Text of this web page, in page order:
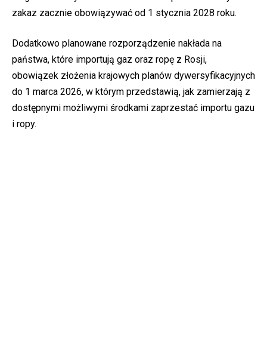
zakaz zacznie obowiązywać od 1 stycznia 2028 roku.
Dodatkowo planowane rozporządzenie nakłada na
państwa, które importują gaz oraz ropę z Rosji,
obowiązek złożenia krajowych planów dywersyfikacyjnych
do 1 marca 2026, w którym przedstawią, jak zamierzają z
dostępnymi możliwymi środkami zaprzestać importu gazu
i ropy.